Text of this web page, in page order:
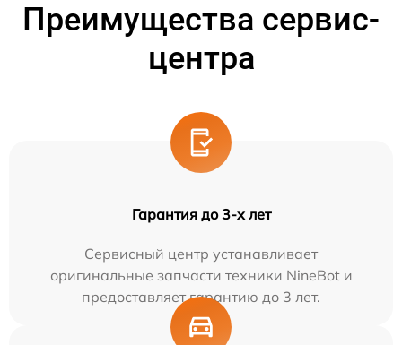
Преимущества сервис-
центра
Гарантия до 3-х лет
Сервисный центр устанавливает
оригинальные запчасти техники NineBot и
предоставляет гарантию до 3 лет.